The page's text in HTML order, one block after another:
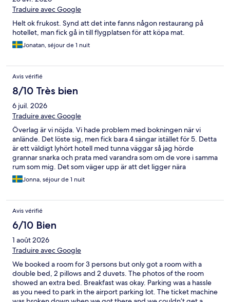
Traduire avec Google
Helt ok frukost. Synd att det inte fanns någon restaurang på
hotellet, man fick gå in till flygplatsen för att köpa mat.
Jonatan, séjour de 1 nuit
Avis vérifié
8/10 Très bien
6 juil. 2026
Traduire avec Google
Överlag är vi nöjda. Vi hade problem med bokningen när vi
anlände. Det löste sig, men fick bara 4 sängar istället för 5. Detta
är ett väldigt lyhört hotell med tunna väggar så jag hörde
grannar snarka och prata med varandra som om de vore i samma
rum som mig. Det som väger upp är att det ligger nära
motorvägen så det är lättillgängligt, samt frukosten som är
varierad och god. Sköna sängar och rent och snyggt rum. Jag
Jonna, séjour de 1 nuit
Avis vérifié
6/10 Bien
1 août 2026
Traduire avec Google
We booked a room for 3 persons but only got a room with a
double bed, 2 pillows and 2 duvets. The photos of the room
showed an extra bed. Breakfast was okay. Parking was a hassle
as you need to park in the airport parking lot. The ticket machine